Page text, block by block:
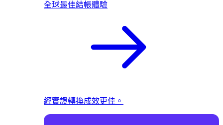
全球最佳結帳體驗
經實證轉換成效更佳。